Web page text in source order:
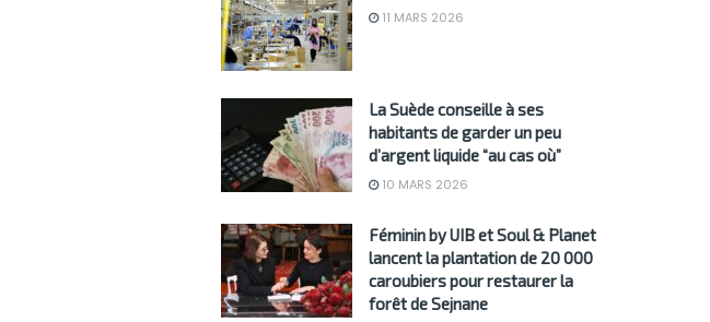
11 MARS 2026
La Suède conseille à ses
habitants de garder un peu
d’argent liquide “au cas où”
10 MARS 2026
Féminin by UIB et Soul & Planet
lancent la plantation de 20 000
caroubiers pour restaurer la
forêt de Sejnane